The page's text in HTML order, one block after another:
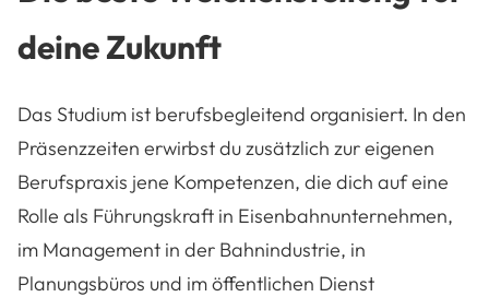
deine Zukunft
Das Studium ist berufsbegleitend organisiert. In den
Präsenzzeiten erwirbst du zusätzlich zur eigenen
Berufspraxis jene Kompetenzen, die dich auf eine
Rolle als Führungskraft in Eisenbahnunternehmen,
im Management in der Bahnindustrie, in
Planungsbüros und im öffentlichen Dienst